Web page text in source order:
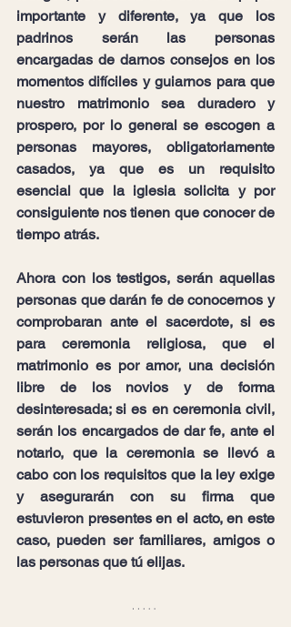
importante y diferente, ya que los
padrinos serán las personas
encargadas de darnos consejos en los
momentos difíciles y guiarnos para que
nuestro matrimonio sea duradero y
prospero, por lo general se escogen a
personas mayores, obligatoriamente
casados, ya que es un requisito
esencial que la iglesia solicita y por
consiguiente nos tienen que conocer de
tiempo atrás.
Ahora con los testigos, serán aquellas
personas que darán fe de conocernos y
comprobaran ante el sacerdote, si es
para ceremonia religiosa, que el
matrimonio es por amor, una decisión
libre de los novios y de forma
desinteresada; si es en ceremonia civil,
serán los encargados de dar fe, ante el
notario, que la ceremonia se llevó a
cabo con los requisitos que la ley exige
y asegurarán con su firma que
estuvieron presentes en el acto, en este
caso, pueden ser familiares, amigos o
las personas que tú elijas.